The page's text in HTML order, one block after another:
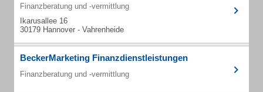
Finanzberatung und -vermittlung
Ikarusallee 16
30179 Hannover - Vahrenheide
BeckerMarketing Finanzdienstleistungen
Finanzberatung und -vermittlung